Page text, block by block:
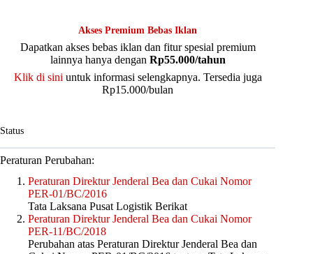
Akses Premium Bebas Iklan
Dapatkan akses bebas iklan dan fitur spesial premium
lainnya hanya dengan Rp55.000/tahun
Klik di sini untuk informasi selengkapnya. Tersedia juga
Rp15.000/bulan
Status
Peraturan Perubahan:
Peraturan Direktur Jenderal Bea dan Cukai Nomor
PER-01/BC/2016
Tata Laksana Pusat Logistik Berikat
Peraturan Direktur Jenderal Bea dan Cukai Nomor
PER-11/BC/2018
Perubahan atas Peraturan Direktur Jenderal Bea dan